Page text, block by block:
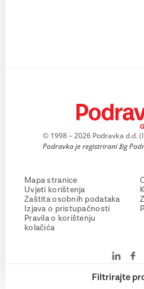
Filtrirajte
© 1998 – 2026 Podravka d.d.
Podravka je registrirani žig
Mapa stranice
Uvjeti korištenja
Zaštita osobnih podataka
Izjava o pristupačnosti
Pravila o korištenju
kolačića